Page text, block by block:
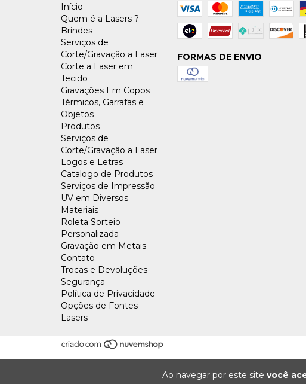
Ao navegar por este site você
Início
Quem é a Lasers ?
Brindes
Serviços de
Corte/Gravação a Laser
Corte a Laser em
Tecido
Gravações Em Copos
Térmicos, Garrafas e
Objetos
Produtos
Serviços de
Corte/Gravação a Laser
Logos e Letras
Catalogo de Produtos
Serviços de Impressão
UV em Diversos
Materiais
Roleta Sorteio
Personalizada
Gravação em Metais
Contato
Trocas e Devoluções
Segurança
Política de Privacidade
Opções de Fontes -
Lasers
FORMAS DE ENVIO